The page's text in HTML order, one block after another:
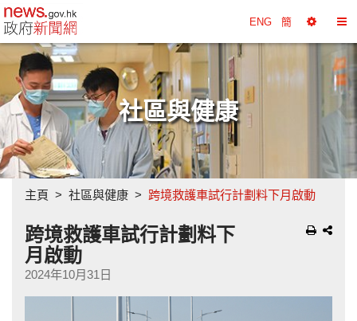
政府新聞網主頁 ENG 簡
擇
換
目
錄
社區與健康
主頁 社區與健康 跨境救護車試行計劃料下月啟動
跨境救護車試行計劃料下
月啟動
2024年10月31日